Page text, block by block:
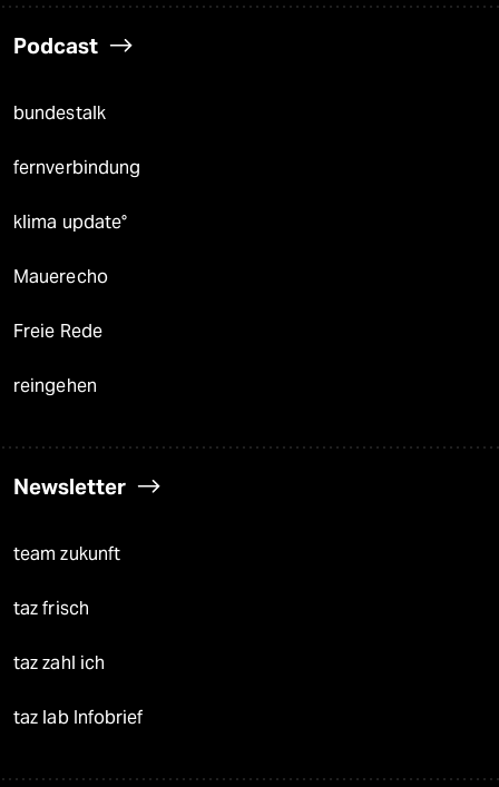
Podcast
bundestalk
fernverbindung
klima update°
Mauerecho
Freie Rede
reingehen
Newsletter
team zukunft
taz frisch
taz zahl ich
taz lab Infobrief